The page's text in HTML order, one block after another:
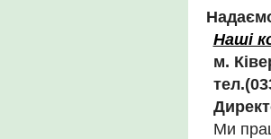
Наші
м.
Ми